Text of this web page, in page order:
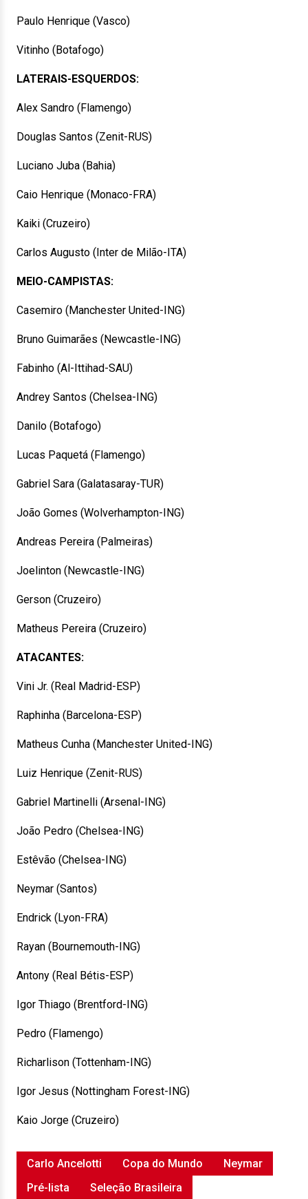
Paulo Henrique (Vasco)
Vitinho (Botafogo)
LATERAIS-ESQUERDOS:
Alex Sandro (Flamengo)
Douglas Santos (Zenit-RUS)
Luciano Juba (Bahia)
Caio Henrique (Monaco-FRA)
Kaiki (Cruzeiro)
Carlos Augusto (Inter de Milão-ITA)
MEIO-CAMPISTAS:
Casemiro (Manchester United-ING)
Bruno Guimarães (Newcastle-ING)
Fabinho (Al-Ittihad-SAU)
Andrey Santos (Chelsea-ING)
Danilo (Botafogo)
Lucas Paquetá (Flamengo)
Gabriel Sara (Galatasaray-TUR)
João Gomes (Wolverhampton-ING)
Andreas Pereira (Palmeiras)
Joelinton (Newcastle-ING)
Gerson (Cruzeiro)
Matheus Pereira (Cruzeiro)
ATACANTES:
Vini Jr. (Real Madrid-ESP)
Raphinha (Barcelona-ESP)
Matheus Cunha (Manchester United-ING)
Luiz Henrique (Zenit-RUS)
Gabriel Martinelli (Arsenal-ING)
João Pedro (Chelsea-ING)
Estêvão (Chelsea-ING)
Neymar (Santos)
Endrick (Lyon-FRA)
Rayan (Bournemouth-ING)
Antony (Real Bétis-ESP)
Igor Thiago (Brentford-ING)
Pedro (Flamengo)
Richarlison (Tottenham-ING)
Igor Jesus (Nottingham Forest-ING)
Kaio Jorge (Cruzeiro)
Carlo Ancelotti Copa do Mundo
Neymar
Pré-lista
Seleção Brasileira